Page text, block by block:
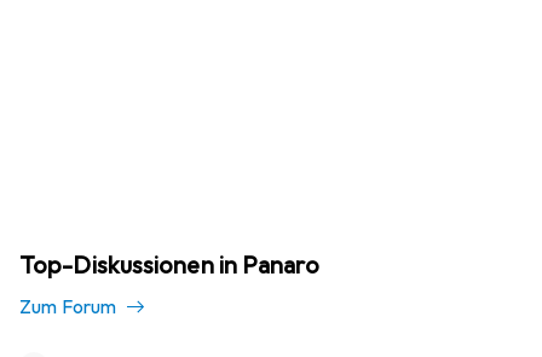
Top-Diskussionen in Panaro
Zum Forum